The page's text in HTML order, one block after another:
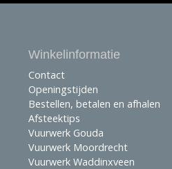
Winkelinformatie
Contact
Openingstijden
Bestellen, betalen en afhalen
Afsteektips
Vuurwerk Gouda
Vuurwerk Moordrecht
Vuurwerk Waddinxveen